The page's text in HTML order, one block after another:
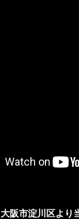
大阪市淀川区より